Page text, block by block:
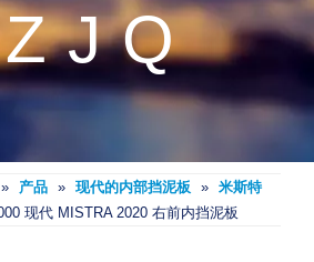
» 产品 » 现代的内部挡泥板 » 米斯特
现代 MISTRA 2020 右前内挡泥板